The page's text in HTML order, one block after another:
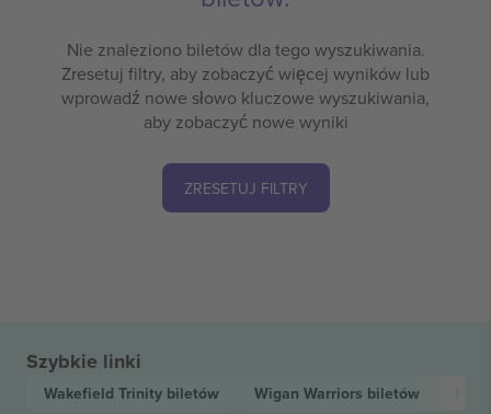
Nie znaleziono biletów dla tego wyszukiwania.
Zresetuj filtry, aby zobaczyć więcej wyników lub
wprowadź nowe słowo kluczowe wyszukiwania,
aby zobaczyć nowe wyniki
ZRESETUJ FILTRY
Szybkie linki
Wakefield Trinity biletów Wigan Warriors biletów